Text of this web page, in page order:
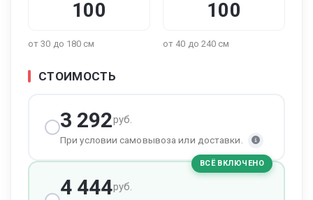
от 30 до 180 см от 40 до 240 см
СТОИМОСТЬ
3 292руб.
При условии самовывоза или доставки.
ВСЁ ВКЛЮЧЕНО
4 444руб.